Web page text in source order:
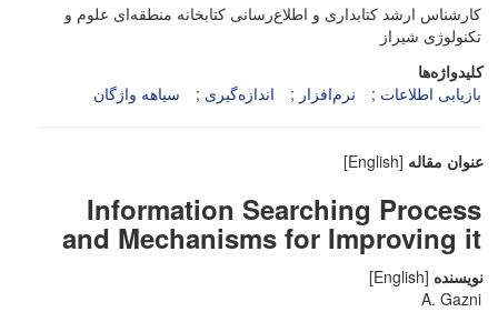
کارشناس ارشد کتابداری و اطلاع‌رسانی کتابخانه منطقه‌ای علوم و
تکنولوژی شیراز
کلیدواژه‌ها
بازیابی اطلاعات
نرم‌افزار اندازه‌گیری سیاهه واژگان
عنوان مقاله [English]
Information Searching Process
and Mechanisms for Improving it
نویسنده [English]
A. Gazni